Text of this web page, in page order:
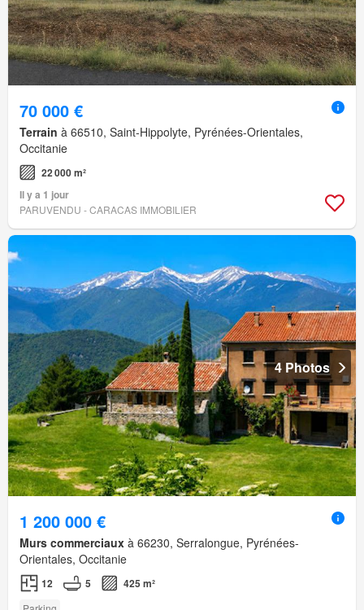
70 000 €
Terrain à 66510, Saint-Hippolyte, Pyrénées-Orientales,
Occitanie
22 000 m²
Il y a 1 jour
PARUVENDU - CARACAS IMMOBILIER
4 Photos
1 200 000 €
Murs commerciaux à 66230, Serralongue, Pyrénées-
Orientales, Occitanie
12 5 425 m²